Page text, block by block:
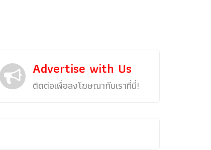
Advertise with Us
ติดต่อเพื่อลงโฆษณากับเราที่นี่!